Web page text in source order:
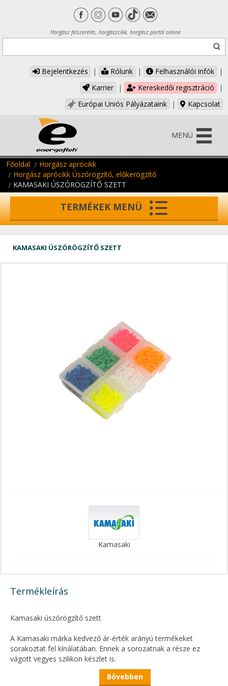
Horgász felszerelés, horgászcikk, horgász portál online
Bejelentkezés | Rólunk | Felhasználói infók
|
Karrier
| Kereskedői regisztráció
|
Európai Uniós Pályázataink
| Kapcsolat
MENÜ
Főoldal
Horgász aprócikk
Horgász aprócikk Úszórögzítő, előkerögzítő
KAMASAKI ÚSZÓRÖGZÍTŐ SZETT
TERMÉKEK MENÜ
KAMASAKI ÚSZÓRÖGZÍTŐ SZETT
Kamasaki
Termékleírás
Kamasaki úszórögzítő szett
A Kamasaki márka kedvező ár-érték arányú termékeket
sorakoztat fel kínálatában. Ennek a sorozatnak a része ez
vágott vegyes szilikon készlet is.
Jelen termék, az általános keszegezéstől, a pontyos úszós
Bővebben